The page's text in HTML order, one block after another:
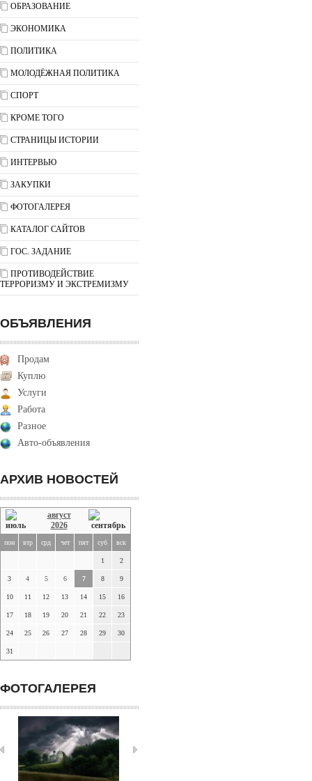
ОБРАЗОВАНИЕ
ЭКОНОМИКА
ПОЛИТИКА
МОЛОДЁЖНАЯ ПОЛИТИКА
СПОРТ
КРОМЕ ТОГО
СТРАНИЦЫ ИСТОРИИ
ИНТЕРВЬЮ
ЗАКУПКИ
ФОТОГАЛЕРЕЯ
КАТАЛОГ САЙТОВ
ГОС. ЗАДАНИЕ
ПРОТИВОДЕЙСТВИЕ
ТЕРРОРИЗМУ И ЭКСТРЕМИЗМУ
ОБЪЯВЛЕНИЯ
Продам
Куплю
Услуги
Работа
Разное
Авто-объявления
АРХИВ НОВОСТЕЙ
август
2026
пон втр срд чет пят суб вск
1 2
3 4 5 6 7 8 9
10 11 12 13 14 15 16
17 18 19 20 21 22 23
24 25 26 27 28 29 30
31
ФОТОГАЛЕРЕЯ